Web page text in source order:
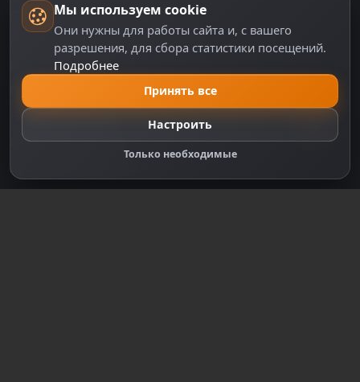
Пользовательское соглашение
Политика персональных данных
Правила оплаты
Настройки cookie
Правообладателям
Правила сообщества
Мы используем cookie
Они нужны для работы сайта и, с вашего
разрешения, для сбора статистики посещений.
Подробнее
Принять все
Настроить
Только необходимые